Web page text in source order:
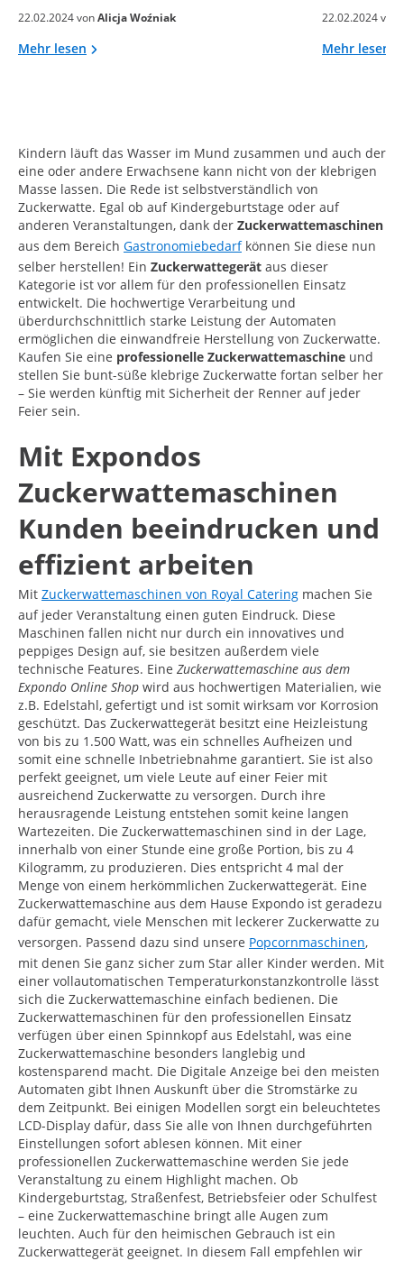
22.02.2024 vonAlicja Woźniak
Mehr lesen
22.02.2024 von
Mehr lesen
Kindern läuft das Wasser im Mund zusammen und auch der
eine oder andere Erwachsene kann nicht von der klebrigen
Masse lassen. Die Rede ist selbstverständlich von
Zuckerwatte. Egal ob auf Kindergeburtstage oder auf
anderen Veranstaltungen, dank der Zuckerwattemaschinen
aus dem Bereich Gastronomiebedarfkönnen Sie diese nun
selber herstellen! Ein Zuckerwattegerät aus dieser
Kategorie ist vor allem für den professionellen Einsatz
entwickelt. Die hochwertige Verarbeitung und
überdurchschnittlich starke Leistung der Automaten
ermöglichen die einwandfreie Herstellung von Zuckerwatte.
Kaufen Sie eine professionelle Zuckerwattemaschine und
stellen Sie bunt-süße klebrige Zuckerwatte fortan selber her
– Sie werden künftig mit Sicherheit der Renner auf jeder
Feier sein.
Mit Expondos
Zuckerwattemaschinen
Kunden beeindrucken und
effizient arbeiten
Mit Zuckerwattemaschinen von Royal Catering machen Sie
auf jeder Veranstaltung einen guten Eindruck. Diese
Maschinen fallen nicht nur durch ein innovatives und
peppiges Design auf, sie besitzen außerdem viele
technische Features. Eine Zuckerwattemaschine aus dem
Expondo Online Shop wird aus hochwertigen Materialien, wie
z.B. Edelstahl, gefertigt und ist somit wirksam vor Korrosion
geschützt. Das Zuckerwattegerät besitzt eine Heizleistung
von bis zu 1.500 Watt, was ein schnelles Aufheizen und
somit eine schnelle Inbetriebnahme garantiert. Sie ist also
perfekt geeignet, um viele Leute auf einer Feier mit
ausreichend Zuckerwatte zu versorgen. Durch ihre
herausragende Leistung entstehen somit keine langen
Wartezeiten. Die Zuckerwattemaschinen sind in der Lage,
innerhalb von einer Stunde eine große Portion, bis zu 4
Kilogramm, zu produzieren. Dies entspricht 4 mal der
Menge von einem herkömmlichen Zuckerwattegerät. Eine
Zuckerwattemaschine aus dem Hause Expondo ist geradezu
dafür gemacht, viele Menschen mit leckerer Zuckerwatte zu
versorgen. Passend dazu sind unsere Popcornmaschinen,
mit denen Sie ganz sicher zum Star aller Kinder werden. Mit
einer vollautomatischen Temperaturkonstanzkontrolle lässt
sich die Zuckerwattemaschine einfach bedienen. Die
Zuckerwattemaschinen für den professionellen Einsatz
verfügen über einen Spinnkopf aus Edelstahl, was eine
Zuckerwattemaschine besonders langlebig und
kostensparend macht. Die Digitale Anzeige bei den meisten
Automaten gibt Ihnen Auskunft über die Stromstärke zu
dem Zeitpunkt. Bei einigen Modellen sorgt ein beleuchtetes
LCD-Display dafür, dass Sie alle von Ihnen durchgeführten
Einstellungen sofort ablesen können. Mit einer
professionellen Zuckerwattemaschine werden Sie jede
Veranstaltung zu einem Highlight machen. Ob
Kindergeburtstag, Straßenfest, Betriebsfeier oder Schulfest
– eine Zuckerwattemaschine bringt alle Augen zum
leuchten. Auch für den heimischen Gebrauch ist ein
Zuckerwattegerät geeignet. In diesem Fall empfehlen wir